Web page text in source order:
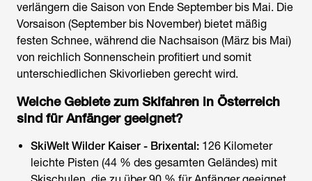
verlängern die Saison von Ende September bis Mai. Die
Vorsaison (September bis November) bietet mäßig
festen Schnee, während die Nachsaison (März bis Mai)
von reichlich Sonnenschein profitiert und somit
unterschiedlichen Skivorlieben gerecht wird.
Welche Gebiete zum Skifahren in Österreich
sind für Anfänger geeignet?
SkiWelt Wilder Kaiser - Brixental: 126 Kilometer
leichte Pisten (44 % des gesamten Geländes) mit